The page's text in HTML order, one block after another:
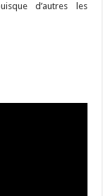
d’autres les